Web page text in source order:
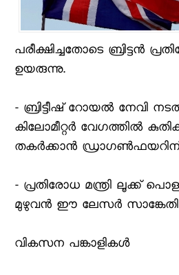
പരീക്ഷിച്ചതോടെ ബ്രിട്ടന്‍
ഉയരുന്നു.
- ബ്രിട്ടീഷ് റോയല്‍ നേവി
കിലോമീറ്റര്‍ വേഗത്തില്‍
തകര്‍ക്കാന്‍ ഡ്രാഗണ്‍ഫയറിന്
- പ്രതിരോധ മന്ത്രി ലൂക്ക്
മുഴുവന്‍ ഈ ലേസര്‍
വികസന പങ്കാളികള്‍